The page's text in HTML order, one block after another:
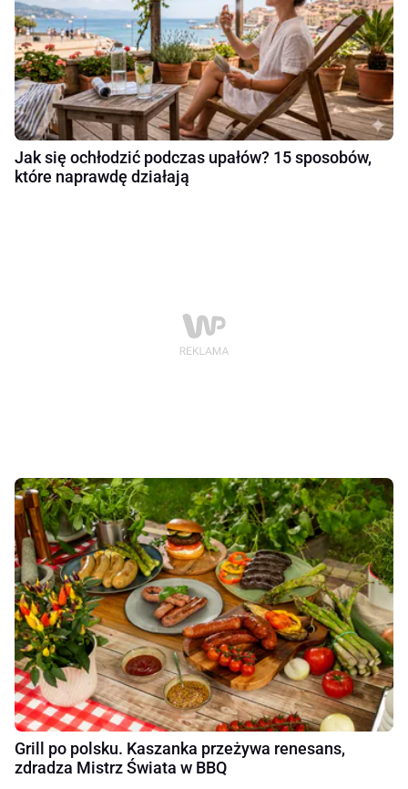
Jak się ochłodzić podczas upałów? 15 sposobów,
które naprawdę działają
Grill po polsku. Kaszanka przeżywa renesans,
zdradza Mistrz Świata w BBQ